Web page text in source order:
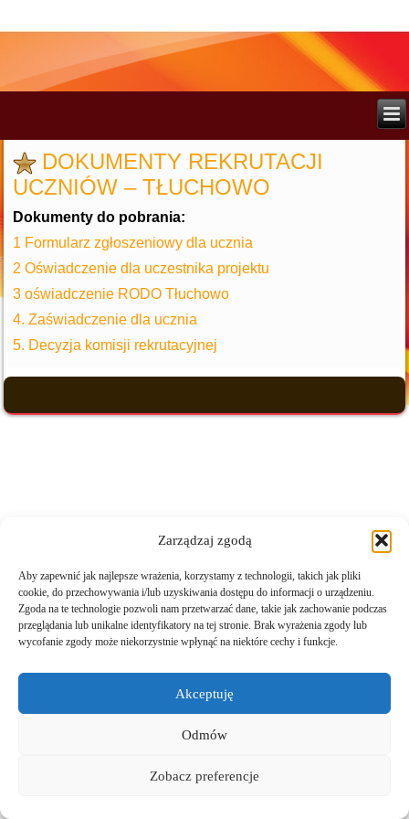
Zarządzaj zgodą
Aby zapewnić jak najlepsze wrażenia, korzystamy z technologii, takich jak pliki
cookie, do przechowywania i/lub uzyskiwania dostępu do informacji o urządzeniu.
Zgoda na te technologie pozwoli nam przetwarzać dane, takie jak zachowanie podczas
przeglądania lub unikalne identyfikatory na tej stronie. Brak wyrażenia zgody lub
wycofanie zgody może niekorzystnie wpłynąć na niektóre cechy i funkcje.
Akceptuję
Odmów
Zobacz preferencje
DOKUMENTY REKRUTACJI
UCZNIÓW – TŁUCHOWO
Dokumenty do pobrania:
1 Formularz zgłoszeniowy dla ucznia
2 Oświadczenie dla uczestnika projektu
3 oświadczenie RODO Tłuchowo
4. Zaświadczenie dla ucznia
5. Decyzja komisji rekrutacyjnej